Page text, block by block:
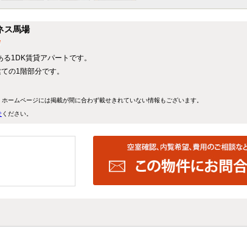
ス馬場
1DK賃貸アパートです。
の1階部分です。
ームページには掲載が間に合わず載せきれていない情報もございます。
ください。